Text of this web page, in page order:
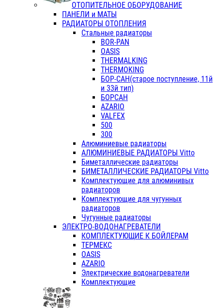
ОТОПИТЕЛЬНОЕ ОБОРУДОВАНИЕ
ПАНЕЛИ и МАТЫ
РАДИАТОРЫ ОТОПЛЕНИЯ
Стальные радиаторы
BOR-PAN
OASIS
THERMALKING
THERMOKING
БОР-САН(старое поступление, 11й
и 33й тип)
БОРСАН
AZARIO
VALFEX
500
300
Алюминиевые радиаторы
АЛЮМИНИЕВЫЕ РАДИАТОРЫ Vitto
Биметаллические радиаторы
БИМЕТАЛЛИЧЕСКИЕ РАДИАТОРЫ Vitto
Комплектующие для алюминивых
радиаторов
Комплектующие для чугунных
радиаторов
Чугунные радиаторы
ЭЛЕКТРО-ВОДОНАГРЕВАТЕЛИ
КОМПЛЕКТУЮЩИЕ К БОЙЛЕРАМ
ТЕРМЕКС
OASIS
AZARIO
Электрические водонагреватели
Комплектующие